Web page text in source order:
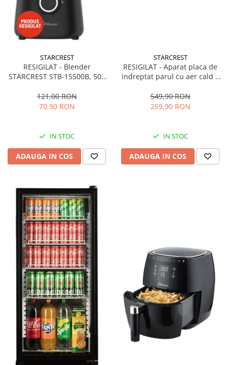
STARCREST
RESIGILAT - Blender
STARCREST STB-15500B, 500
Pulse, Negru
121,00 RON
70,90 RON
IN STOC
ADAUGA IN COS
STARCREST
RESIGILAT - Aparat placa de
indreptat parul cu aer cald 2
1300 W, Uscare si indreptare,
Afisaj LCD, Tehnologie cu ioni
549,90 RON
259,90 RON
IN STOC
ADAUGA IN COS